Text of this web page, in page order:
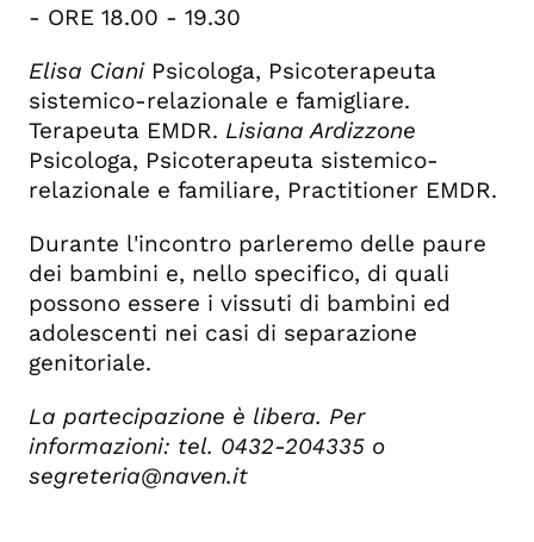
- ORE 18.00 - 19.30
Elisa CianiPsicologa, Psicoterapeuta
sistemico-relazionale e famigliare.
Terapeuta EMDR. Lisiana Ardizzone
Psicologa, Psicoterapeuta sistemico-
relazionale e familiare, Practitioner EMDR.
Durante l'incontro parleremo delle paure
dei bambini e, nello specifico, di quali
possono essere i vissuti di bambini ed
adolescenti nei casi di separazione
genitoriale.
La partecipazione è libera. Per
informazioni: tel. 0432-204335 o
segreteria@naven.it